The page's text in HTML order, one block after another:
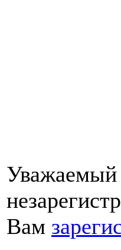
Уважаемый
Вам